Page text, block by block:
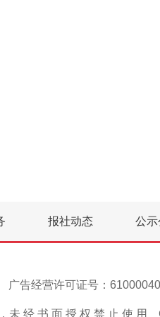
报社动态 公
告经营许可证号：
未 经 书 面 授 权 禁 止 使